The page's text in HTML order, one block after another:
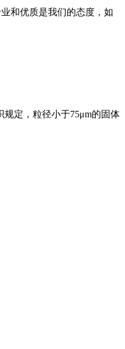
和优质是我们的态度，如
定，粒径小于75μm的固体